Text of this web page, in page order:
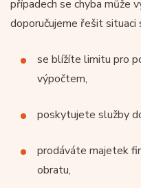
případech se chyba může
doporučujeme řešit situaci
se blížíte limitu pro
výpočtem,
poskytujete služby
prodáváte majetek
obratu,